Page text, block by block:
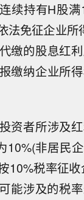
续持有H股
法免征企业所
缴的股息红
缴纳企业所
资者所涉及
10%(非居民
10%税率征
能涉及的税